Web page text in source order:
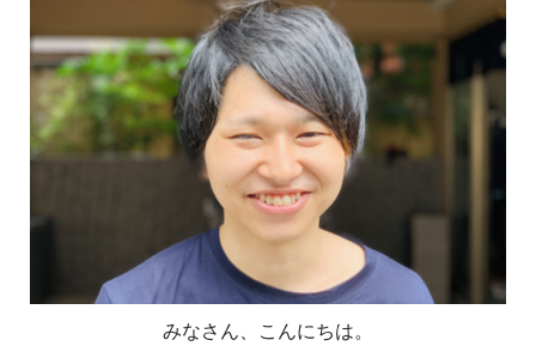
みなさん、こんにちは。